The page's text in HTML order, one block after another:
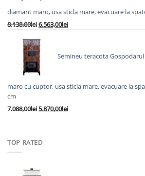
diamant maro, usa sticla mare, evacuare la
8.138,00leiPrețul
a
fost:
8.138,00lei.
6.563,00leiPrețul
6.563,00lei.
Semineu teracota
maro cu cuptor, usa sticla mare, evacuare la
cm
7.088,00leiPrețul
7.088,00lei.
5.870,00leiPrețul
TOP RATED